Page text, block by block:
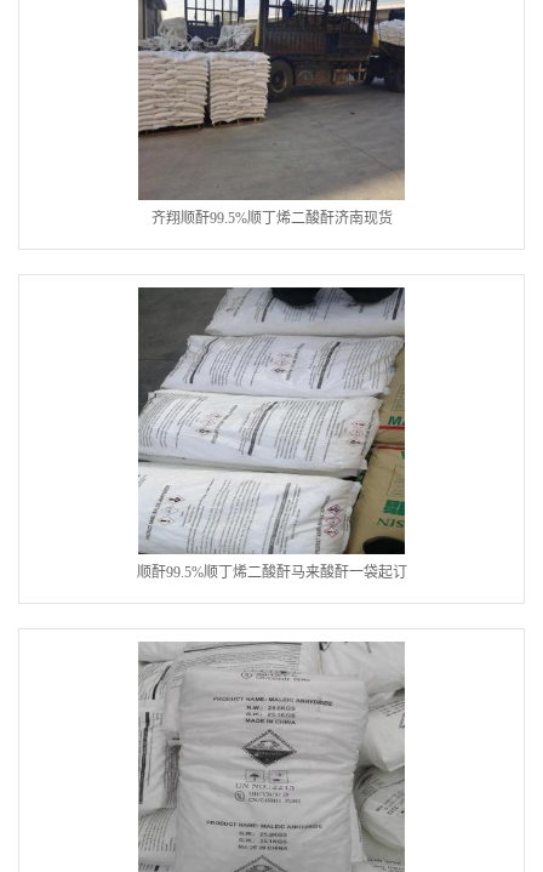
齐翔顺酐99.5%顺丁烯二酸酐济南现货
顺酐99.5%顺丁烯二酸酐马来酸酐一袋起订